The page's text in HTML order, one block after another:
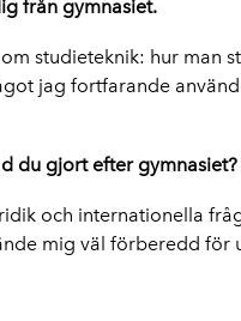
från gymnasiet.
studieteknik: hur man
jag fortfarande
du gjort efter gymnasiet?
och internationella
mig väl förberedd för